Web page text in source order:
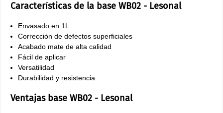
Características de la base WB02 - Lesonal
Envasado en 1L
Corrección de defectos superficiales
Acabado mate de alta calidad
Fácil de aplicar
Versatilidad
Durabilidad y resistencia
Ventajas base WB02 - Lesonal